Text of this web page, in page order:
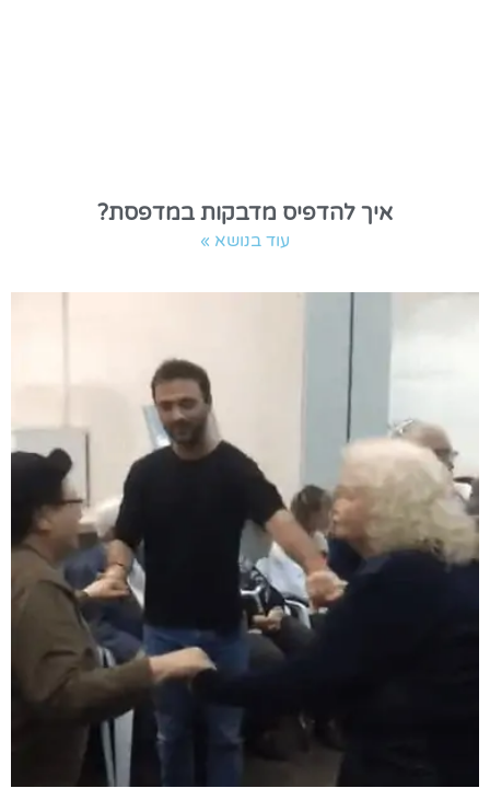
איך להדפיס מדבקות במדפסת?
עוד בנושא »